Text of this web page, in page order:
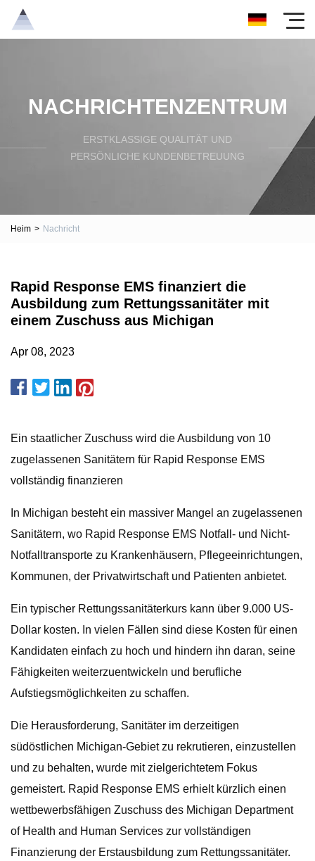
NACHRICHTENZENTRUM
ERSTKLASSIGE QUALITÄT UND
PERSÖNLICHE KUNDENBETREUUNG
Heim > Nachricht
Rapid Response EMS finanziert die
Ausbildung zum Rettungssanitäter mit
einem Zuschuss aus Michigan
Apr 08, 2023
Ein staatlicher Zuschuss wird die Ausbildung von 10
zugelassenen Sanitätern für Rapid Response EMS
vollständig finanzieren
In Michigan besteht ein massiver Mangel an zugelassenen
Sanitätern, wo Rapid Response EMS Notfall- und Nicht-
Notfalltransporte zu Krankenhäusern, Pflegeeinrichtungen,
Kommunen, der Privatwirtschaft und Patienten anbietet.
Ein typischer Rettungssanitäterkurs kann über 9.000 US-
Dollar kosten. In vielen Fällen sind diese Kosten für einen
Kandidaten einfach zu hoch und hindern ihn daran, seine
Fähigkeiten weiterzuentwickeln und berufliche
Aufstiegsmöglichkeiten zu schaffen.
Die Herausforderung, Sanitäter im derzeitigen
südöstlichen Michigan-Gebiet zu rekrutieren, einzustellen
und zu behalten, wurde mit zielgerichtetem Fokus
gemeistert. Rapid Response EMS erhielt kürzlich einen
wettbewerbsfähigen Zuschuss des Michigan Department
of Health and Human Services zur vollständigen
Finanzierung der Erstausbildung zum Rettungssanitäter.